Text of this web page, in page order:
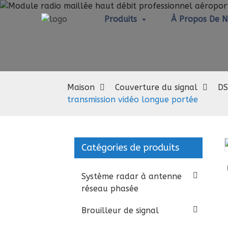
Produits À Propos De
Maison Couverture du signal
transmission vidéo longue portée
Catégories de produits
Système radar à antenne
réseau phasée
Brouilleur de signal
Loading...
Loading...